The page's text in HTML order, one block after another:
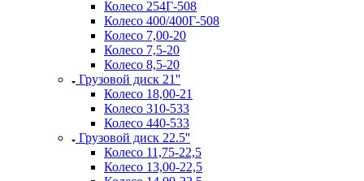
Колесо 254Г-508
Колесо 400/400Г-508
Колесо 7,00-20
Колесо 7,5-20
Колесо 8,5-20
Грузовой диск 21''
Колесо 18,00-21
Колесо 310-533
Колесо 440-533
Грузовой диск 22.5''
Колесо 11,75-22,5
Колесо 13,00-22,5